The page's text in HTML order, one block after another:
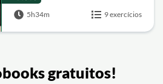
5h34m 9 exercícios
gratuitos!